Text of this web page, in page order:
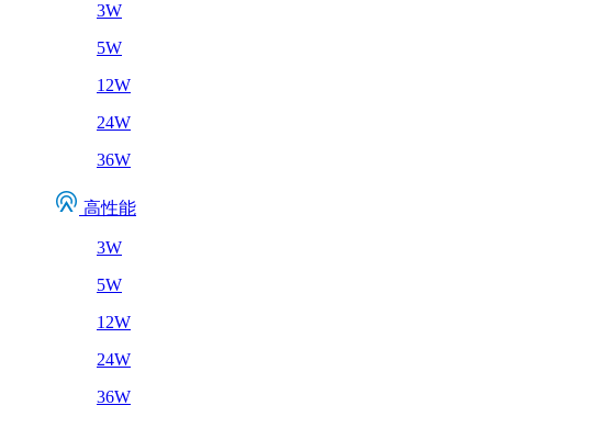
3W
5W
12W
24W
36W
高性能
3W
5W
12W
24W
36W